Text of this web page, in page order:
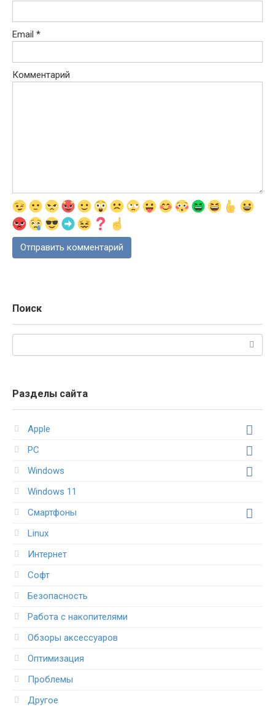
Email *
Комментарий
Поиск
Разделы сайта
Apple
PC
Windows
Windows 11
Смартфоны
Linux
Интернет
Софт
Безопасность
Работа с накопителями
Обзоры аксессуаров
Оптимизация
Проблемы
Другое